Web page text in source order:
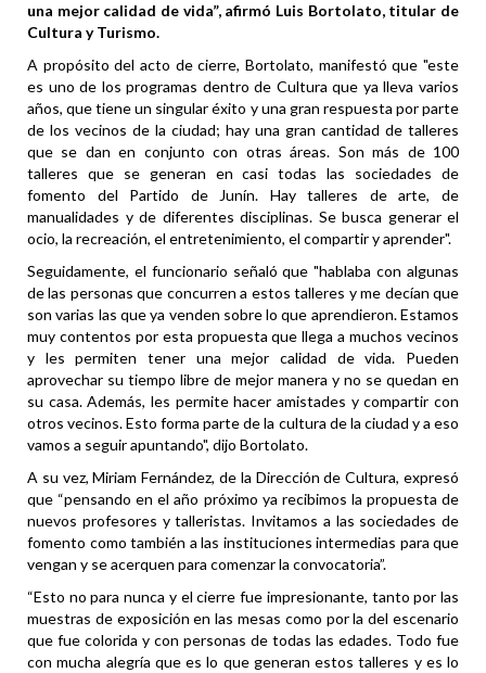
una mejor calidad de vida”, afirmó Luis Bortolato, titular de
Cultura y Turismo.
A propósito del acto de cierre, Bortolato, manifestó que "este
es uno de los programas dentro de Cultura que ya lleva varios
años, que tiene un singular éxito y una gran respuesta por parte
de los vecinos de la ciudad; hay una gran cantidad de talleres
que se dan en conjunto con otras áreas. Son más de 100
talleres que se generan en casi todas las sociedades de
fomento del Partido de Junín. Hay talleres de arte, de
manualidades y de diferentes disciplinas. Se busca generar el
ocio, la recreación, el entretenimiento, el compartir y aprender".
Seguidamente, el funcionario señaló que "hablaba con algunas
de las personas que concurren a estos talleres y me decían que
son varias las que ya venden sobre lo que aprendieron. Estamos
muy contentos por esta propuesta que llega a muchos vecinos
y les permiten tener una mejor calidad de vida. Pueden
aprovechar su tiempo libre de mejor manera y no se quedan en
su casa. Además, les permite hacer amistades y compartir con
otros vecinos. Esto forma parte de la cultura de la ciudad y a eso
vamos a seguir apuntando", dijo Bortolato.
A su vez, Miriam Fernández, de la Dirección de Cultura, expresó
que “pensando en el año próximo ya recibimos la propuesta de
nuevos profesores y talleristas. Invitamos a las sociedades de
fomento como también a las instituciones intermedias para que
vengan y se acerquen para comenzar la convocatoria”.
“Esto no para nunca y el cierre fue impresionante, tanto por las
muestras de exposición en las mesas como por la del escenario
que fue colorida y con personas de todas las edades. Todo fue
con mucha alegría que es lo que generan estos talleres y es lo